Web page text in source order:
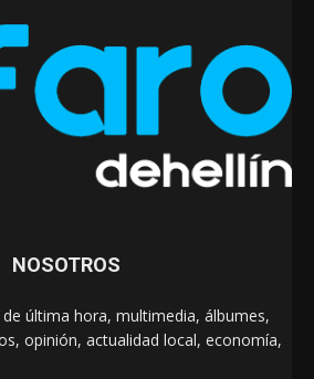
NOSOTROS
última hora, multimedia, álbumes,
opinión, actualidad local, economía,